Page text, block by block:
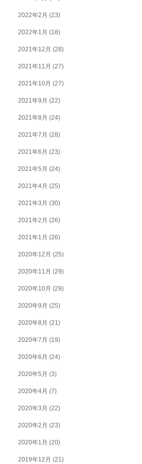
2022年2月 (23)
2022年1月 (18)
2021年12月 (28)
2021年11月 (27)
2021年10月 (27)
2021年9月 (22)
2021年8月 (24)
2021年7月 (28)
2021年6月 (23)
2021年5月 (24)
2021年4月 (25)
2021年3月 (30)
2021年2月 (26)
2021年1月 (26)
2020年12月 (25)
2020年11月 (29)
2020年10月 (29)
2020年9月 (25)
2020年8月 (21)
2020年7月 (19)
2020年6月 (24)
2020年5月 (3)
2020年4月 (7)
2020年3月 (22)
2020年2月 (23)
2020年1月 (20)
2019年12月 (21)